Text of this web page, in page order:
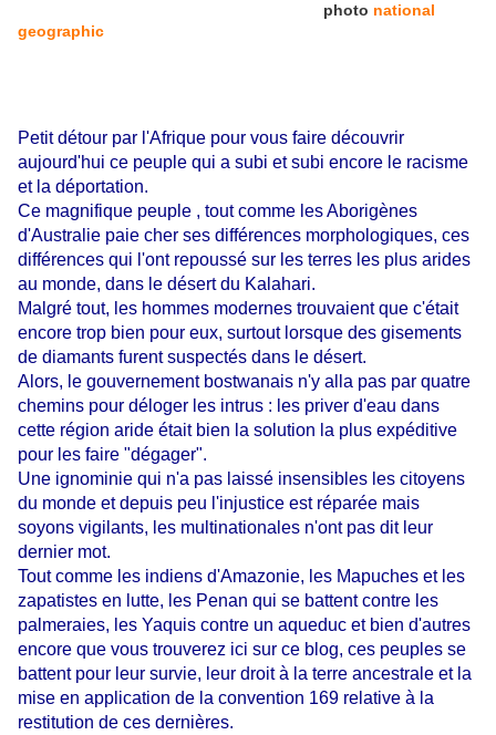
photo national
geographic
Petit détour par l'Afrique pour vous faire découvrir
aujourd'hui ce peuple qui a subi et subi encore le racisme
et la déportation.
Ce magnifique peuple , tout comme les Aborigènes
d'Australie paie cher ses différences morphologiques, ces
différences qui l'ont repoussé sur les terres les plus arides
au monde, dans le désert du Kalahari.
Malgré tout, les hommes modernes trouvaient que c'était
encore trop bien pour eux, surtout lorsque des gisements
de diamants furent suspectés dans le désert.
Alors, le gouvernement bostwanais n'y alla pas par quatre
chemins pour déloger les intrus : les priver d'eau dans
cette région aride était bien la solution la plus expéditive
pour les faire "dégager".
Une ignominie qui n'a pas laissé insensibles les citoyens
du monde et depuis peu l'injustice est réparée mais
soyons vigilants, les multinationales n'ont pas dit leur
dernier mot.
Tout comme les indiens d'Amazonie, les Mapuches et les
zapatistes en lutte, les Penan qui se battent contre les
palmeraies, les Yaquis contre un aqueduc et bien d'autres
encore que vous trouverez ici sur ce blog, ces peuples se
battent pour leur survie, leur droit à la terre ancestrale et la
mise en application de la convention 169 relative à la
restitution de ces dernières.